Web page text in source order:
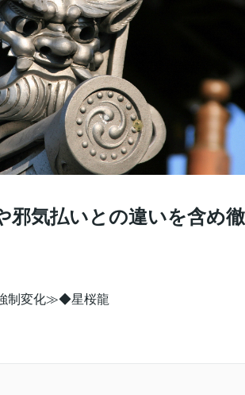
邪気払いとの違いを含め
制変化≫◆星桜龍